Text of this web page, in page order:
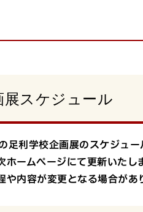
展スケジュール
足利学校企画展のスケジュー
ホームページにて更新いたし
や内容が変更となる場合があ